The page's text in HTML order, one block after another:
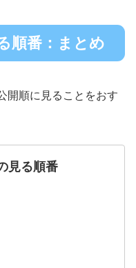
順番：まとめ
開順に見ることをおす
見る順番